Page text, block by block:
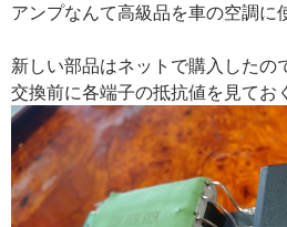
アンプなんて高級品を車の空調に
新しい部品はネットで購入したの
交換前に各端子の抵抗値を見てお